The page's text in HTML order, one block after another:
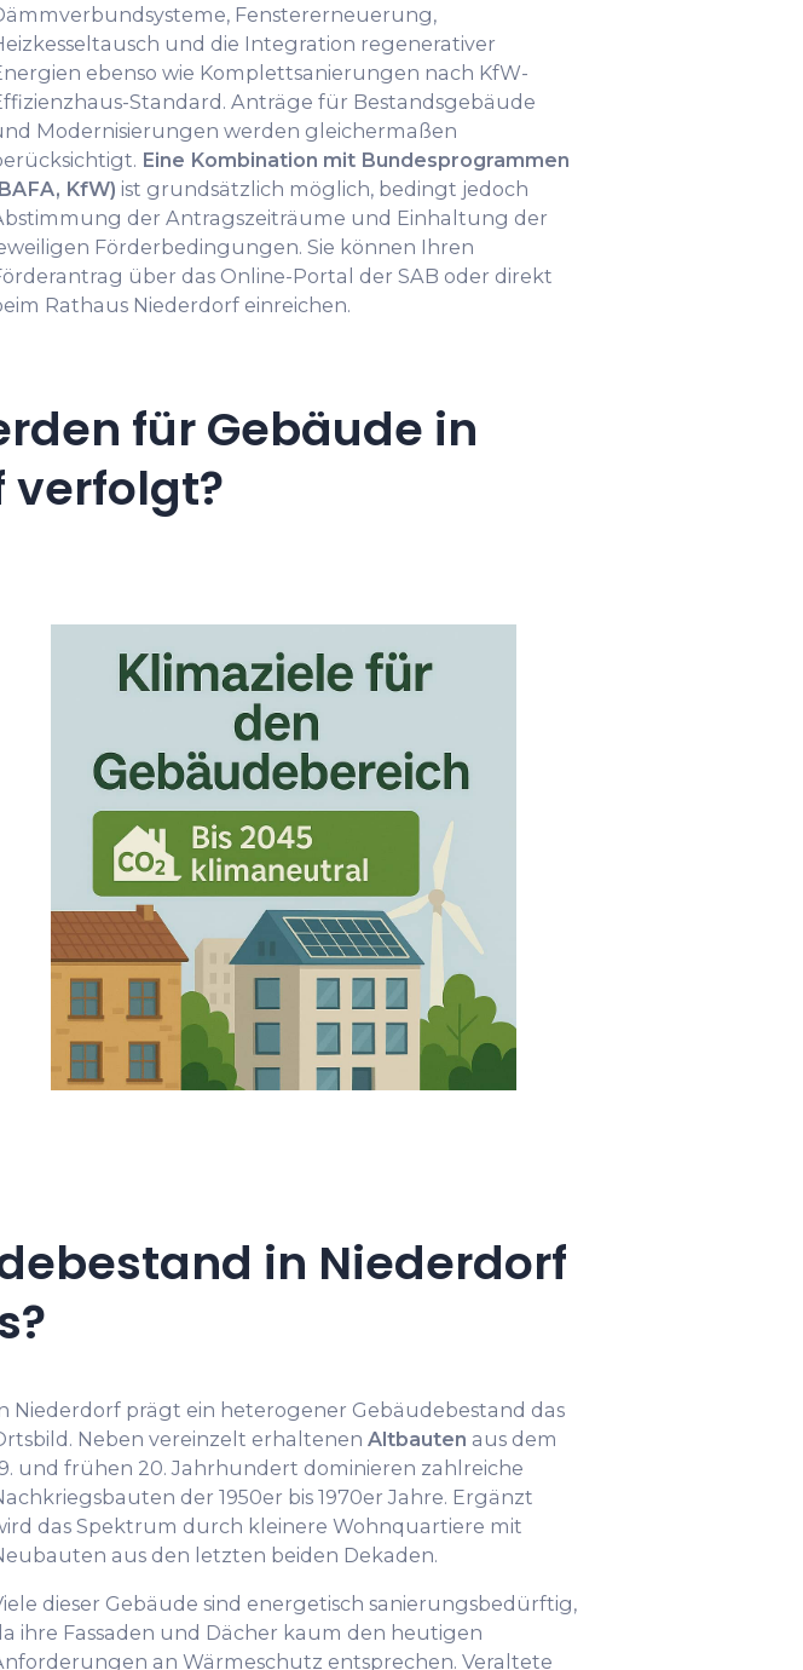
Fenstererneuerung,
und die Integration regenerativer
ebenso wie Komplettsanierungen nach KfW-
Standard. Anträge für Bestandsgebäude
Modernisierungen werden gleichermaßen
Eine Kombination mit Bundesprogrammen
KfW) ist grundsätzlich möglich, bedingt jedoch
der Antragszeiträume und Einhaltung der
Förderbedingungen. Sie können Ihren
über das Online-Portal der SAB oder direkt
Rathaus Niederdorf einreichen.
für Gebäude in
verfolgt?
in Niederdorf
Niederdorf prägt ein heterogener Gebäudebestand das
Neben vereinzelt erhaltenen Altbauten aus dem
und frühen 20. Jahrhundert dominieren zahlreiche
der 1950er bis 1970er Jahre. Ergänzt
das Spektrum durch kleinere Wohnquartiere mit
aus den letzten beiden Dekaden.
dieser Gebäude sind energetisch sanierungsbedürftig,
ihre Fassaden und Dächer kaum den heutigen
an Wärmeschutz entsprechen. Veraltete